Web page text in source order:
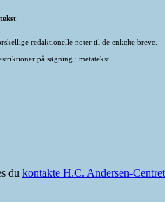
:
redaktionelle noter til de enkelte breve.
på søgning i metatekst.
du kontakte H.C. Andersen-Centret